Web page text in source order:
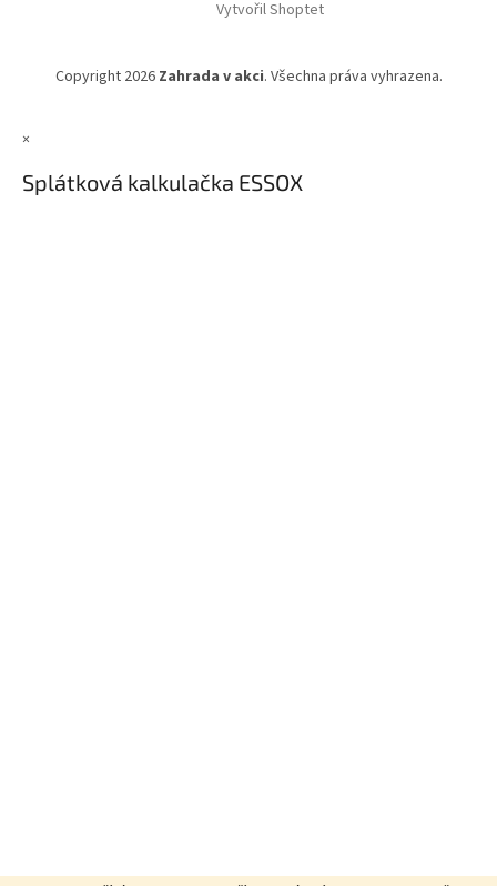
Vytvořil Shoptet
Copyright 2026 Zahrada v akci. Všechna práva vyhrazena.
×
Splátková kalkulačka ESSOX